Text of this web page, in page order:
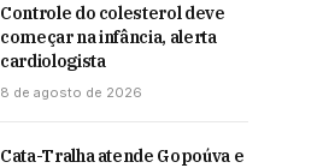
Controle do colesterol deve
começar na infância, alerta
cardiologista
8 de agosto de 2026
Cata-Tralha atende Gopoúva e